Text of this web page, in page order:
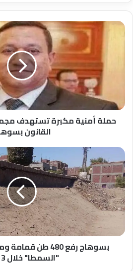
حملة
أمنية
مجموعة
القانون
بسوهاج
حملة أمنية مكبرة تستهدف
القانون
بسوهاج
رفع
480
طن
قمامة
ومخلفات
صلبة
"السمطا"
بسوهاج رفع 480
"السمطا" خلال 3 أيام